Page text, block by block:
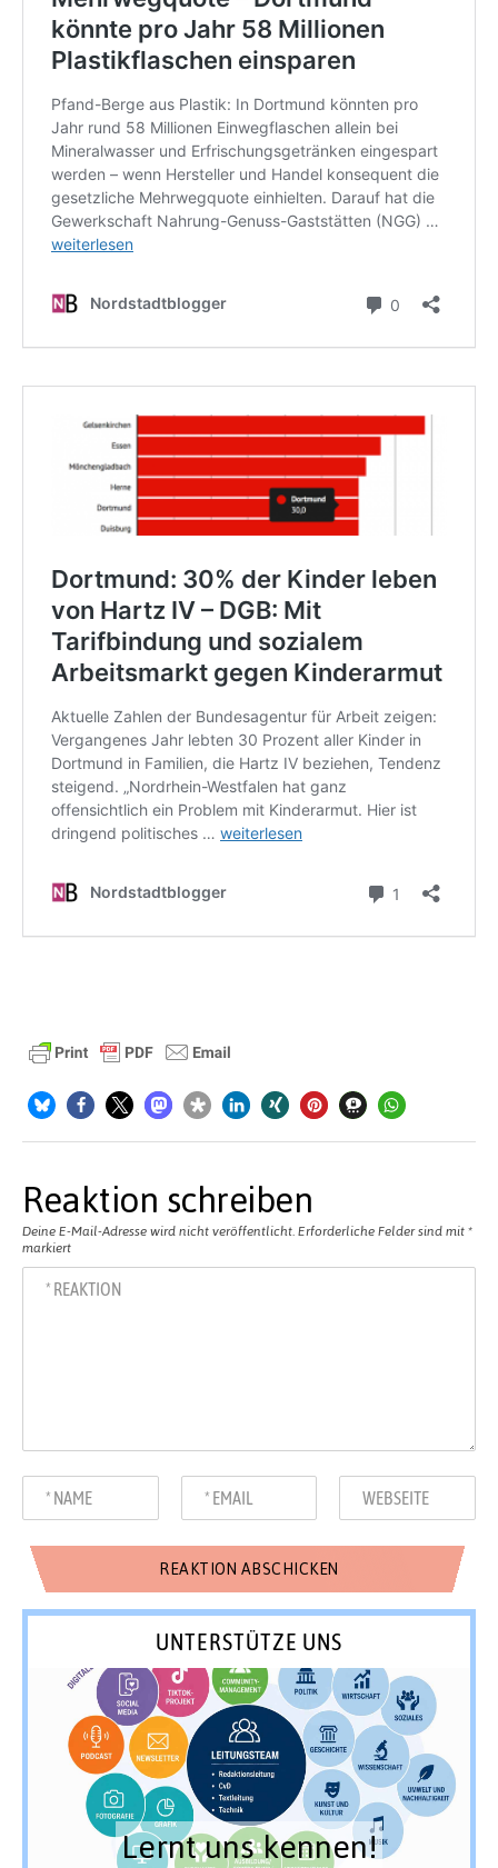
Reaktion schreiben
Deine E-Mail-Adresse wird nicht veröffentlicht. Erforderliche Felder sind mit *
markiert
UNTERSTÜTZE UNS
Lernt uns kennen!